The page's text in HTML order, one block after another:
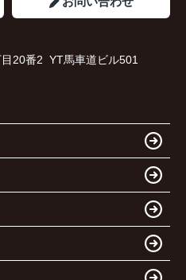
20番2 YT馬車道ビル501